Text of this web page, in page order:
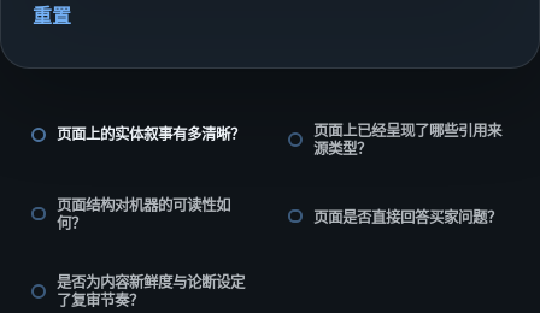
重置
页面上的实体叙事有多清晰？
页面上已经呈现了哪些引用来
源类型？
页面结构对机器的可读性如
何？
页面是否直接回答买家问题？
是否为内容新鲜度与论断设定
了复审节奏？